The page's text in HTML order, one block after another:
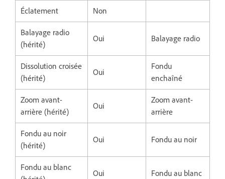
Éclatement Non
Balayage radio
(hérité)
Oui Balayage radio
Dissolution croisée
(hérité)
Oui
Fondu
enchaîné
Zoom avant-
arrière (hérité)
Oui
Zoom avant-
arrière
Fondu au noir
(hérité)
Oui Fondu au noir
Fondu au blanc
Oui Fondu au blanc